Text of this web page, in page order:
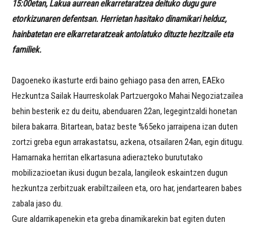
15:00etan, Lakua aurrean elkarretaratzea deituko dugu gure
etorkizunaren defentsan. Herrietan hasitako dinamikari helduz,
hainbatetan ere elkarretaratzeak antolatuko dituzte hezitzaile eta
familiek.
Dagoeneko ikasturte erdi baino gehiago pasa den arren, EAEko
Hezkuntza Sailak Haurreskolak Partzuergoko Mahai Negoziatzailea
behin besterik ez du deitu, abenduaren 22an, legegintzaldi honetan
bilera bakarra. Bitartean, bataz beste %65eko jarraipena izan duten
zortzi greba egun arrakastatsu, azkena, otsailaren 24an, egin ditugu.
Hamarnaka herritan elkartasuna adierazteko burututako
mobilizazioetan ikusi dugun bezala, langileok eskaintzen dugun
hezkuntza zerbitzuak erabiltzaileen eta, oro har, jendartearen babes
zabala jaso du.
Gure aldarrikapenekin eta greba dinamikarekin bat egiten duten